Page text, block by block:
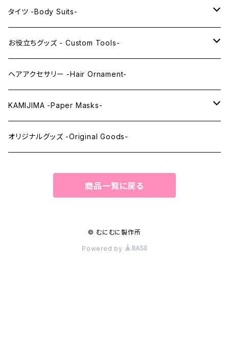
KAWAII Little series
レンズアイ
レンズアイEX
クリスタルアイ -Crystal Eyes-
アイラインステッカー -Eye Line Stickers-
まゆ毛 -Eyebrows-
まつ毛 -Eyelash-
タイツ -Body Suits-
全身タイツ -Full Body Suits-
上半身タイツ -Upper Body Suits-
お役立ちグッズ - Custom Tools-
カスタム用品 -Custom Tools-
ウィッグメンテナンス -Wig Maintenance-
ヘアアクセサリー -Hair Ornament-
KAMIJIMA -Paper Masks-
ペーパーマスク -Paper Masks-
オリジナルグッズ -Original Goods-
商品一覧に戻る
© むにむに製作所
Powered by